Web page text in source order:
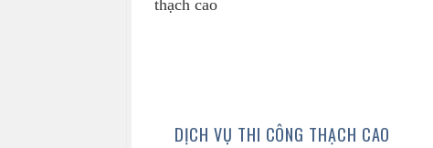
DỊCH VỤ THI CÔNG THẠCH CAO